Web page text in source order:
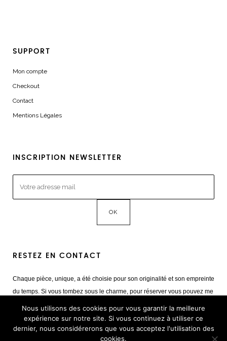
SUPPORT
Mon compte
Checkout
Contact
Mentions Légales
INSCRIPTION NEWSLETTER
RESTEZ EN CONTACT
Chaque pièce, unique, a été choisie pour son originalité et son empreinte
du temps. Si vous tombez sous le charme, pour réserver vous pouvez me
contacter
Mail :giulia@cestvintage.com
Tél : +33(0) 6 22 65 93 17
Nous utilisons des cookies pour vous garantir la meilleure
expérience sur notre site. Si vous continuez à utiliser ce
dernier, nous considérerons que vous acceptez l'utilisation des
cookies.